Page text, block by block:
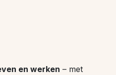
en werken – met